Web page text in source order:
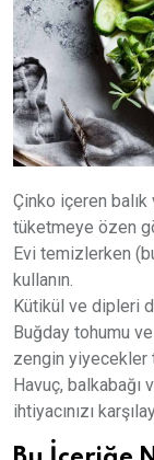
Çinko içeren
tüketmeye özen
Evi temizlerken
kullanın.
Kütikül ve dipleri
Buğday tohumu
zengin yiyecekler
Havuç,
ihtiyacınızı